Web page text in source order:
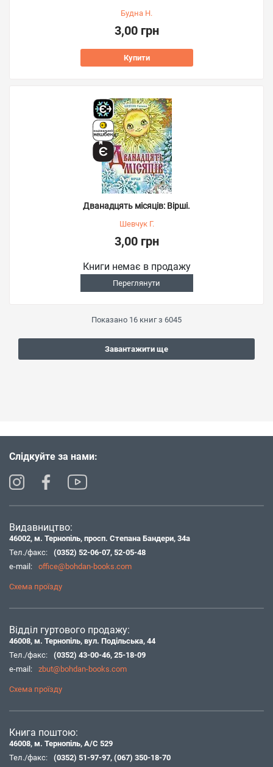
Будна Н.
3,00 грн
Купити
Дванадцять місяців: Вірші.
Шевчук Г.
3,00 грн
Книги немає в продажу
Переглянути
Показано 16 книг з 6045
Завантажити ще
Слідкуйте за нами:
Видавництво:
46002, м. Тернопіль, просп. Степана Бандери, 34а
Тел./факс:
(0352) 52-06-07, 52-05-48
e-mail:
office@bohdan-books.com
Схема проїзду
Відділ гуртового продажу:
46008, м. Тернопіль, вул. Подільська, 44
Тел./факс:
(0352) 43-00-46, 25-18-09
e-mail:
zbut@bohdan-books.com
Схема проїзду
Книга поштою:
46008, м. Тернопіль, А/С 529
Тел./факс:
(0352) 51-97-97, (067) 350-18-70